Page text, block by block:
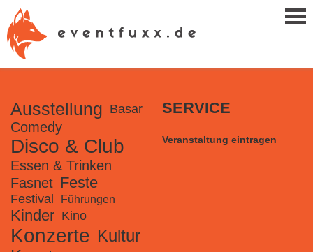
Ausstellung Basar
Comedy
Disco & Club
Essen & Trinken
Fasnet Feste
Festival Führungen
Kinder Kino
Konzerte Kultur
SERVICE
Veranstaltung eintragen